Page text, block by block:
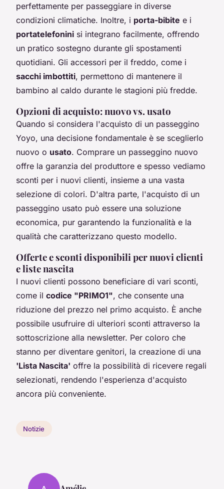
perfettamente per passeggiare in diverse
condizioni climatiche. Inoltre, i porta-bibite e i
portatelefonini si integrano facilmente, offrendo
un pratico sostegno durante gli spostamenti
quotidiani. Gli accessori per il freddo, come i
sacchi imbottiti, permettono di mantenere il
bambino al caldo durante le stagioni più fredde.
Opzioni di acquisto: nuovo vs. usato
Quando si considera l'acquisto di un passeggino
Yoyo, una decisione fondamentale è se sceglierlo
nuovo o usato. Comprare un passeggino nuovo
offre la garanzia del produttore e spesso vediamo
sconti per i nuovi clienti, insieme a una vasta
selezione di colori. D'altra parte, l'acquisto di un
passeggino usato può essere una soluzione
economica, pur garantendo la funzionalità e la
qualità che caratterizzano questo modello.
Offerte e sconti disponibili per nuovi clienti
e liste nascita
I nuovi clienti possono beneficiare di vari sconti,
come il codice "PRIMO1", che consente una
riduzione del prezzo nel primo acquisto. È anche
possibile usufruire di ulteriori sconti attraverso la
sottoscrizione alla newsletter. Per coloro che
stanno per diventare genitori, la creazione di una
'Lista Nascita' offre la possibilità di ricevere regali
selezionati, rendendo l'esperienza d'acquisto
ancora più conveniente.
Notizie